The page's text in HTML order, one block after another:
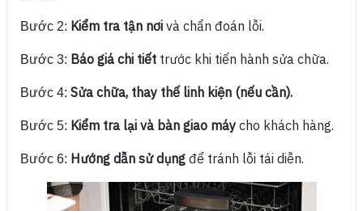
Bước 2: Kiểm tra tận nơi và chẩn đoán lỗi.
Bước 3: Báo giá chi tiết trước khi tiến hành sửa chữa.
Bước 4: Sửa chữa, thay thế linh kiện (nếu cần).
Bước 5: Kiểm tra lại và bàn giao máy cho khách hàng.
Bước 6: Hướng dẫn sử dụng để tránh lỗi tái diễn.